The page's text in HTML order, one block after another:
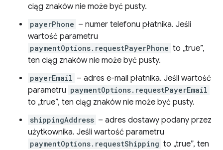
ciąg znaków nie może być pusty.
payerPhone – numer telefonu płatnika. Jeśli
wartość parametru
paymentOptions.requestPayerPhone to „true”,
ten ciąg znaków nie może być pusty.
payerEmail – adres e-mail płatnika. Jeśli wartość
parametru paymentOptions.requestPayerEmail
to „true”, ten ciąg znaków nie może być pusty.
shippingAddress – adres dostawy podany przez
użytkownika. Jeśli wartość parametru
paymentOptions.requestShipping to „true”, ten